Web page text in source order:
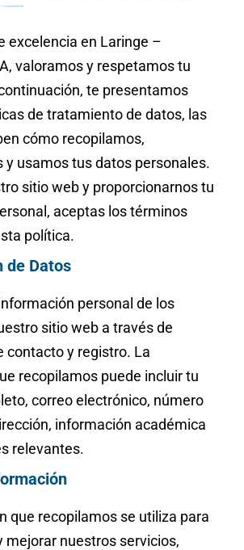
excelencia en Laringe –
valoramos y respetamos tu
te presentamos
de tratamiento de datos, las
cómo recopilamos,
y usamos tus datos personales.
sitio web y proporcionarnos tu
aceptas los términos
política.
de Datos
personal de los
sitio web a través de
contacto y registro. La
recopilamos puede incluir tu
correo electrónico, número
información académica
relevantes.
que recopilamos se utiliza para
mejorar nuestros servicios,